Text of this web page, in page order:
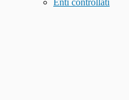
Enti controllati